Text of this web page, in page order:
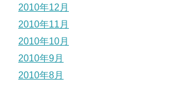
2010年12月
2010年11月
2010年10月
2010年9月
2010年8月